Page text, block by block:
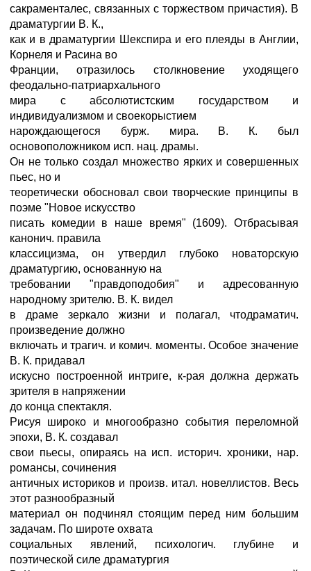
сакраменталес, связанных с торжеством причастия). В
драматургии В. К.,
как и в драматургии Шекспира и его плеяды в Англии,
Корнеля и Расина во
Франции, отразилось столкновение уходящего
феодально-патриархального
мира с абсолютистским государством и
индивидуализмом и своекорыстием
нарождающегося бурж. мира. В. К. был
основоположником исп. нац. драмы.
Он не только создал множество ярких и совершенных
пьес, но и
теоретически обосновал свои творческие принципы в
поэме "Новое искусство
писать комедии в наше время" (1609). Отбрасывая
канонич. правила
классицизма, он утвердил глубоко новаторскую
драматургию, основанную на
требовании "правдоподобия" и адресованную
народному зрителю. В. К. видел
в драме зеркало жизни и полагал, чтодраматич.
произведение должно
включать и трагич. и комич. моменты. Особое значение
В. К. придавал
искусно построенной интриге, к-рая должна держать
зрителя в напряжении
до конца спектакля.
Рисуя широко и многообразно события переломной
эпохи, В. К. создавал
свои пьесы, опираясь на исп. историч. хроники, нар.
романсы, сочинения
античных историков и произв. итал. новеллистов. Весь
этот разнообразный
материал он подчинял стоящим перед ним большим
задачам. По широте охвата
социальных явлений, психологич. глубине и
поэтической силе драматургия